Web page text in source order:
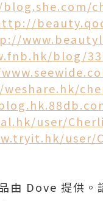
blog/
user/Cherli
user/
由 Dove 提供。